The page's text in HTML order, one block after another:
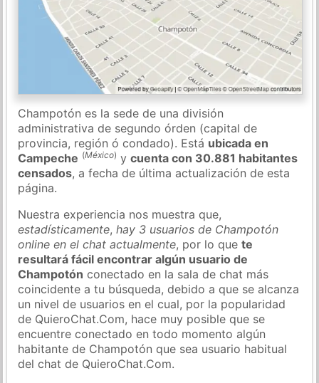
Champotón es la sede de una división
administrativa de segundo órden (capital de
provincia, región ó condado). Está ubicada en
Campeche (México) ycuenta con 30.881 habitantes
censados, a fecha de última actualización de esta
página.
Nuestra experiencia nos muestra que,
estadísticamente,hay 3 usuarios de Champotón
online en el chat actualmente, por lo quete
resultará fácil encontrar algún usuario de
Champotón conectado en la sala de chat más
coincidente a tu búsqueda, debido a que se alcanza
un nivel de usuarios en el cual, por la popularidad
de QuieroChat.Com, hace muy posible que se
encuentre conectado en todo momento algún
habitante de Champotón que sea usuario habitual
del chat de QuieroChat.Com.